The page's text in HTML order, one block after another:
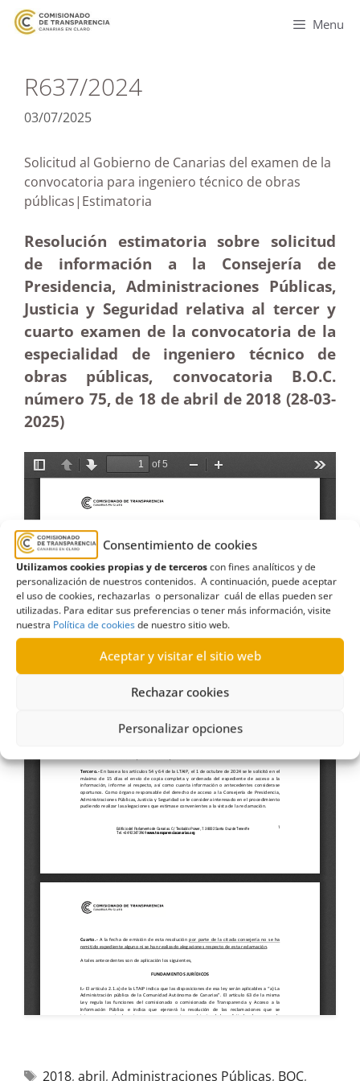
Consentimiento de cookies
Utilizamos cookies propias y de terceroscon fines analíticos y de
personalización de nuestros contenidos. A continuación, puede aceptar
el uso de cookies, rechazarlas o personalizar cuál de ellas pueden ser
utilizadas. Para editar sus preferencias o tener más información, visite
nuestra Política de cookiesde nuestro sitio web.
Aceptar y visitar el sitio web
Rechazar cookies
Personalizar opciones
Menu
R637/2024
03/07/2025
Solicitud al Gobierno de Canarias del examen de la
convocatoria para ingeniero técnico de obras
públicas|Estimatoria
Resolución estimatoria sobre solicitud
de información a la Consejería de
Presidencia, Administraciones Públicas,
Justicia y Seguridad relativa al tercer y
cuarto examen de la convocatoria de la
especialidad de ingeniero técnico de
obras públicas, convocatoria B.O.C.
número 75, de 18 de abril de 2018 (28-03-
2025)
2018, abril, Administraciones Públicas, BOC,